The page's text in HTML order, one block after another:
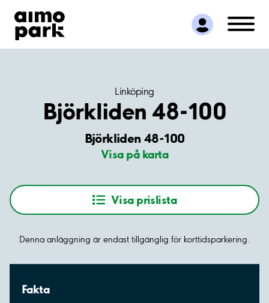
Hitta parkering
Samarbete
Kundservice
Linköping
Björkliden 48-100
Björkliden 48-100
Visa på karta
Visa prislista
Denna anläggning är endast tillgänglig för korttidsparkering.
Fakta